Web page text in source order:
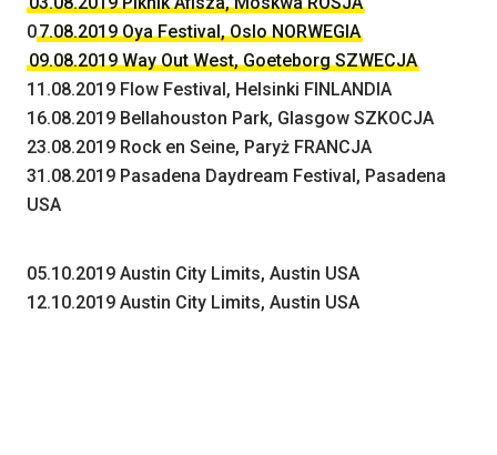
07.08.2019 Oya Festival, Oslo NORWEGIA
09.08.2019 Way Out West, Goeteborg SZWECJA
11.08.2019 Flow Festival, Helsinki FINLANDIA
16.08.2019 Bellahouston Park, Glasgow SZKOCJA
23.08.2019 Rock en Seine, Paryż FRANCJA
31.08.2019 Pasadena Daydream Festival, Pasadena
USA
05.10.2019 Austin City Limits, Austin USA
12.10.2019 Austin City Limits, Austin USA